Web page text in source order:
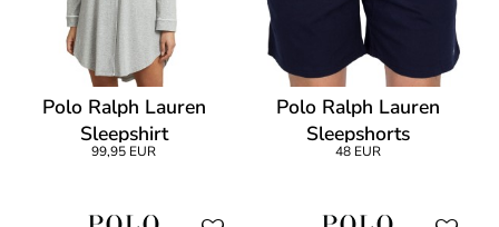
Polo Ralph Lauren
Sleepshirt
99,95 EUR
Polo Ralph Lauren
Sleepshorts
48 EUR